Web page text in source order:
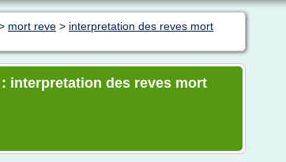
mort reve > interpretation des reves mort
interpretation des reves mort